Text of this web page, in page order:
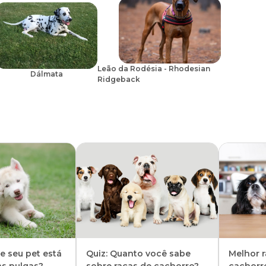
conforme orientação profissional.
— estabilidade emocional também é saúde.
vida longa, confortável e feliz, expressando toda a doçura e
Dálmata
Leão da Rodésia - Rhodesian
Ridgeback
seu pet está
Quiz: Quanto você sabe
Melhor